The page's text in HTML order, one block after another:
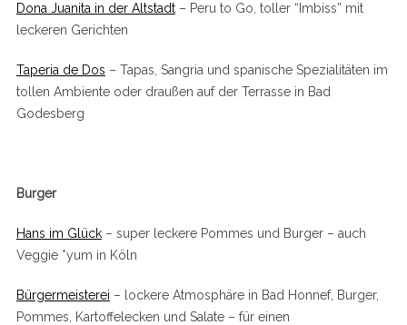
Dona Juanita in der Altstadt– Peru to Go, toller “Imbiss” mit
leckeren Gerichten
Taperia de Dos – Tapas, Sangria und spanische Spezialitäten im
tollen Ambiente oder draußen auf der Terrasse in Bad
Godesberg
Burger
Hans im Glück– super leckere Pommes und Burger – auch
Veggie *yum in Köln
Bürgermeisterei – lockere Atmosphäre in Bad Honnef, Burger,
Pommes, Kartoffelecken und Salate – für einen